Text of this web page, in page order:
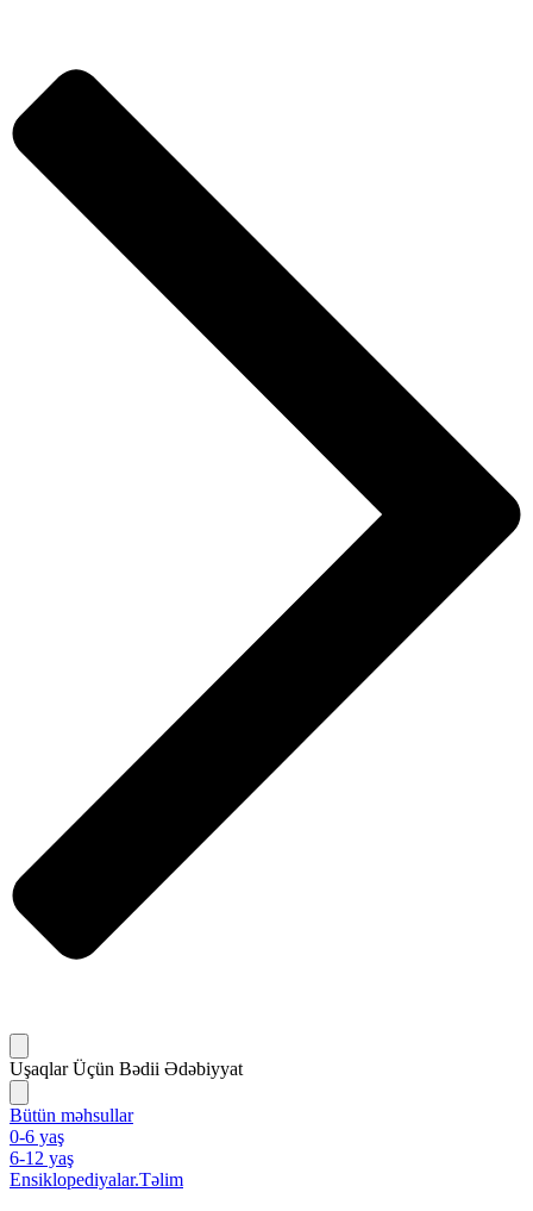
Uşaqlar Üçün Bədii Ədəbiyyat
Bütün məhsullar
0-6 yaş
6-12 yaş
Ensiklopediyalar.Təlim